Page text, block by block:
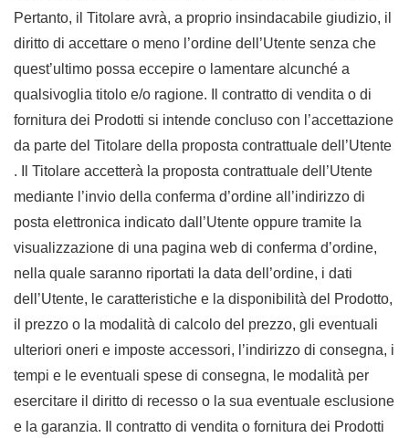
Pertanto, il Titolare avrà, a proprio insindacabile giudizio, il
diritto di accettare o meno l’ordine dell’Utente senza che
quest’ultimo possa eccepire o lamentare alcunché a
qualsivoglia titolo e/o ragione. Il contratto di vendita o di
fornitura dei Prodotti si intende concluso con l’accettazione
da parte del Titolare della proposta contrattuale dell’Utente
. Il Titolare accetterà la proposta contrattuale dell’Utente
mediante l’invio della conferma d’ordine all’indirizzo di
posta elettronica indicato dall’Utente oppure tramite la
visualizzazione di una pagina web di conferma d’ordine,
nella quale saranno riportati la data dell’ordine, i dati
dell’Utente, le caratteristiche e la disponibilità del Prodotto,
il prezzo o la modalità di calcolo del prezzo, gli eventuali
ulteriori oneri e imposte accessori, l’indirizzo di consegna, i
tempi e le eventuali spese di consegna, le modalità per
esercitare il diritto di recesso o la sua eventuale esclusione
e la garanzia. Il contratto di vendita o fornitura dei Prodotti